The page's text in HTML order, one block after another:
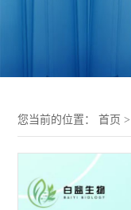
您当前的位置： 首页 >